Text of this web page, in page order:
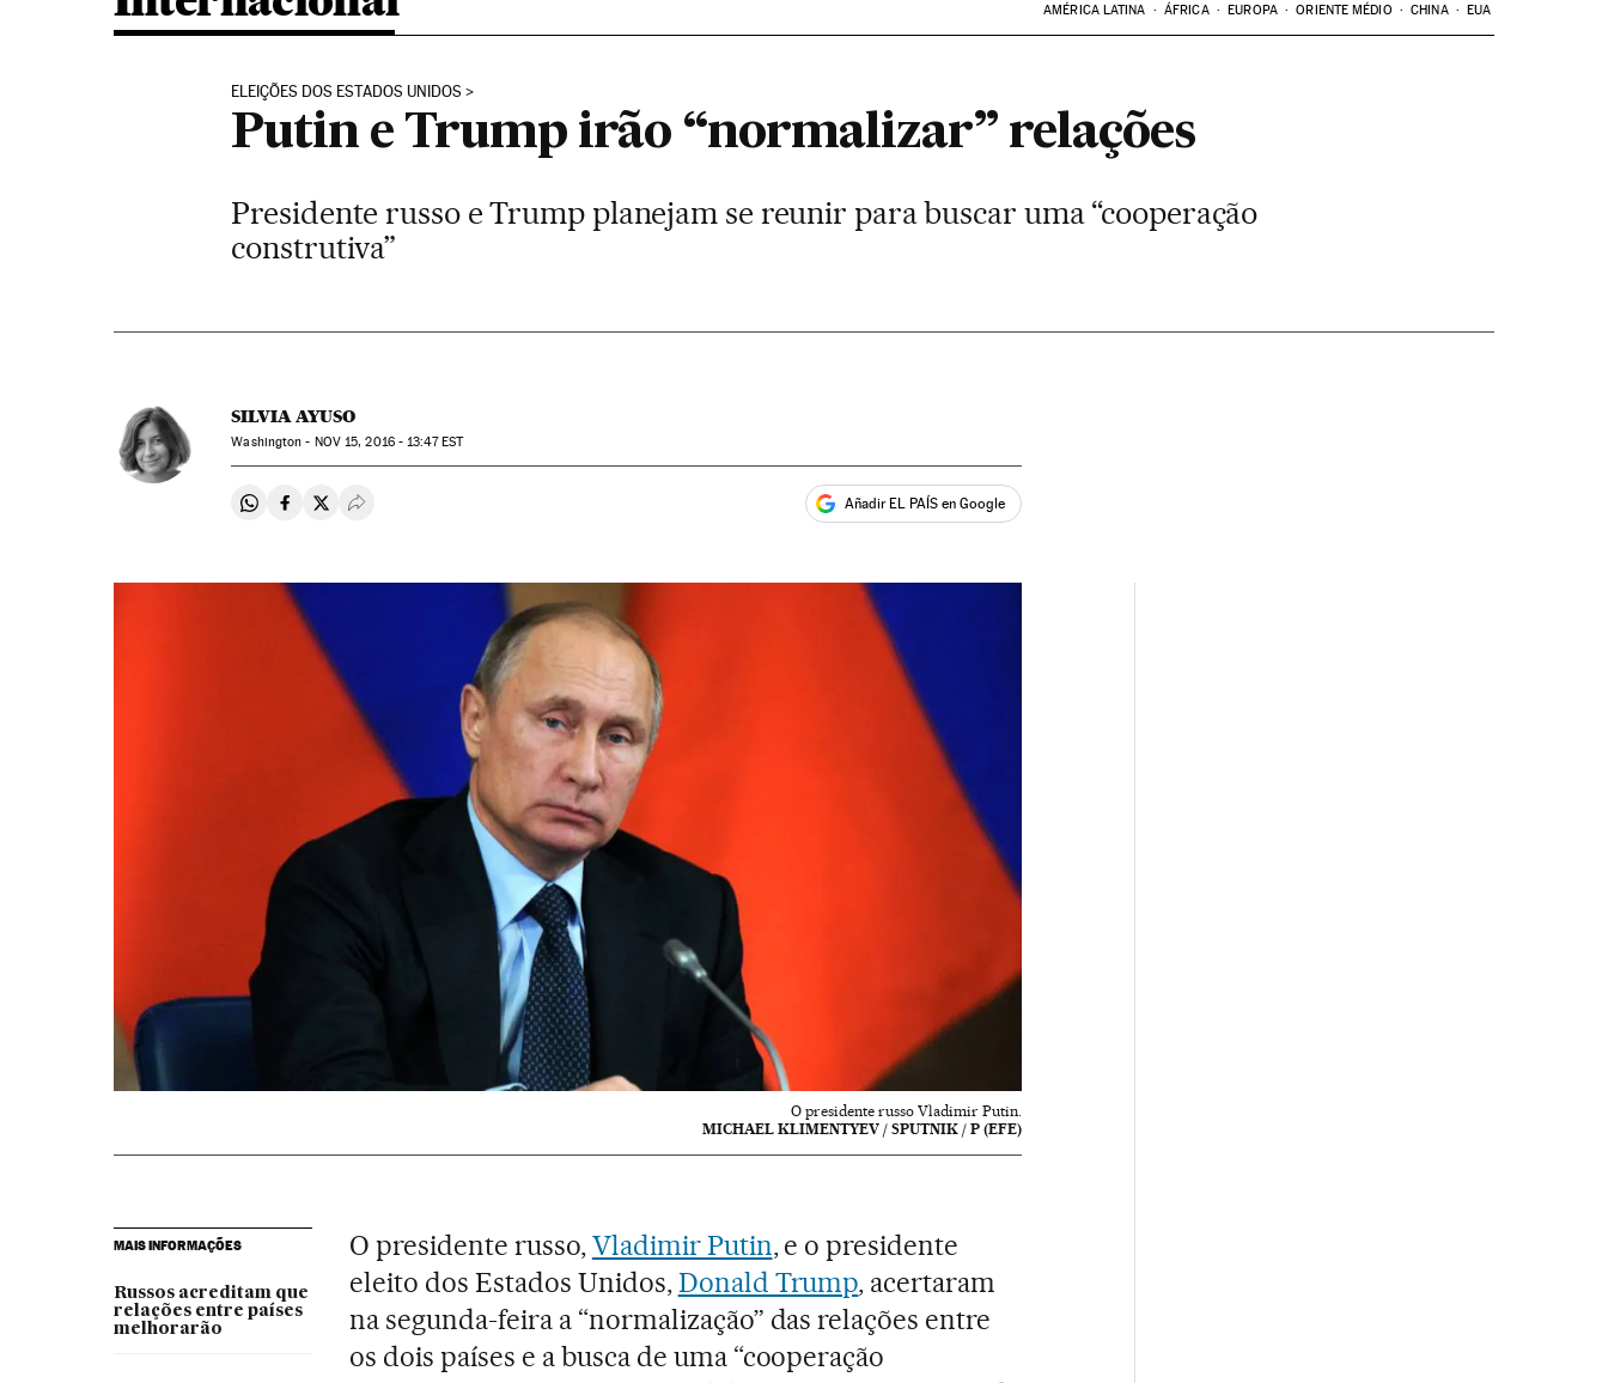
AMÉRICA LATINA ÁFRICA EUROPA ORIENTE MÉDIO CHINA EUA
ELEIÇÕES DOS ESTADOS UNIDOS
Putin e Trump irão “normalizar” relações
Presidente russo e Trump planejam se reunir para buscar uma “cooperação
construtiva”
SILVIA AYUSO
Washington - NOV15, 2016 - 13:47EST
Compartir en Whatsapp
Compartir en Facebook
Compartir en Twitter
Desplegar Redes Sociales Añadir EL PAÍS en Google
O presidente russo Vladimir Putin.
MICHAEL KLIMENTYEV / SPUTNIK / P (EFE)
MAIS INFORMAÇÕES
Russos acreditam que
relações entre países
melhorarão
O presidente russo,Vladimir Putin, e o presidente
eleito dos Estados Unidos,Donald Trump, acertaram
na segunda-feira a “normalização” das relações entre
os dois países e a busca de uma “cooperação